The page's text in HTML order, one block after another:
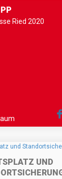
Ried 2020
UND